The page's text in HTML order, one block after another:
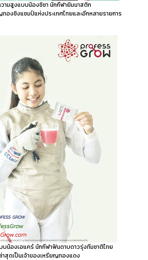
ามสูงแบบน้องชิชา นักกีฬายิมนาสติก
องชิงแชมป์แห่งประเทศไทยและอีกหลายรายการ
บน้องเอแคร์นักกีฬาฟันดาบดาวรุ่งทีมชาติไทย
าสุดเป็นเจ้าของเหรียญทองแดง